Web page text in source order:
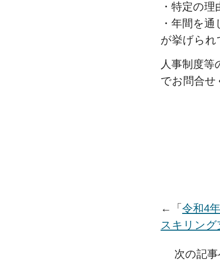
・特定の
・年間を
が挙げら
人事制度等
でお問合せ
←「 令和4
スキリン
次の記事